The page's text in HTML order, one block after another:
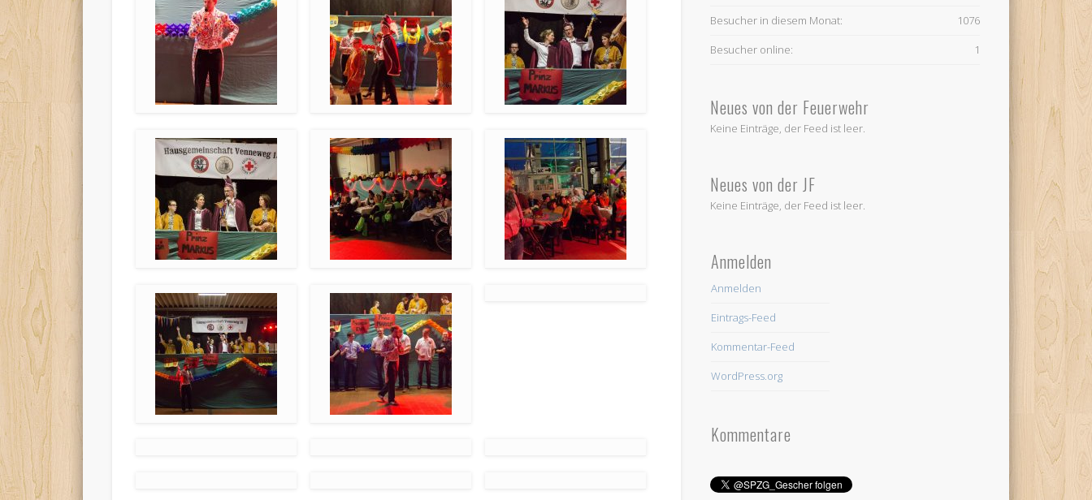
1076
Besucher in diesem Monat:
1
Besucher online:
Neues von der Feuerwehr
Keine Einträge, der Feed ist leer.
Neues von der JF
Keine Einträge, der Feed ist leer.
Anmelden
Anmelden
Eintrags-Feed
Kommentar-Feed
WordPress.org
Kommentare